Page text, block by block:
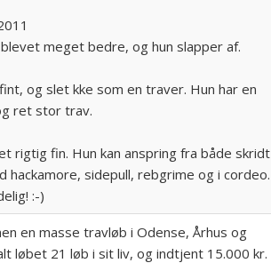
meget bedre, og hun slapper af.
og slet kke som en traver. Hun har en
ret stor trav.
rigtig fin. Hun kan anspring fra både skridt
hackamore, sidepull, rebgrime og i cordeo.
:-)
en masse travløb i Odense, Århus og
løbet 21 løb i sit liv, og indtjent 15.000 kr.